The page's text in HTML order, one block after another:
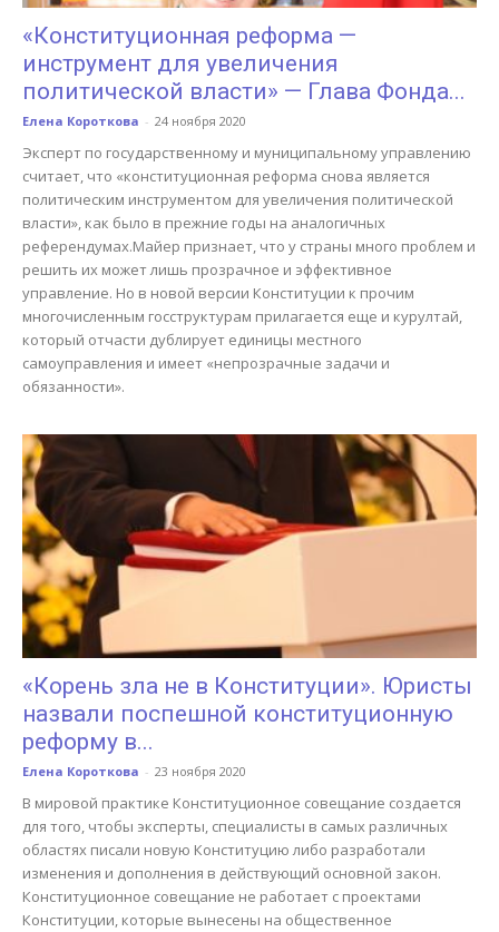
«Конституционная реформа —
инструмент для увеличения
политической власти» — Глава Фонда...
Елена Короткова - 24 ноября 2020
Эксперт по государственному и муниципальному управлению
считает, что «конституционная реформа снова является
политическим инструментом для увеличения политической
власти», как было в прежние годы на аналогичных
референдумах.Майер признает, что у страны много проблем и
решить их может лишь прозрачное и эффективное
управление. Но в новой версии Конституции к прочим
многочисленным госструктурам прилагается еще и курултай,
который отчасти дублирует единицы местного
самоуправления и имеет «непрозрачные задачи и
обязанности».
«Корень зла не в Конституции». Юристы
назвали поспешной конституционную
реформу в...
Елена Короткова - 23 ноября 2020
В мировой практике Конституционное совещание создается
для того, чтобы эксперты, специалисты в самых различных
областях писали новую Конституцию либо разработали
изменения и дополнения в действующий основной закон.
Конституционное совещание не работает с проектами
Конституции, которые вынесены на общественное